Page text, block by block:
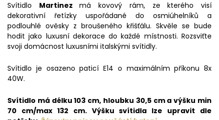
Svítidlo Martinezmá kovový rám, ze kterého visí
dekorativní řetízky uspořádané do osmiúhelníků a
podlouhlé ověsky z broušeného křišťálu. Skvěle se bude
hodit jako luxusní dekorace do každé místnosti. Rozsviťte
svoji domácnost luxusními italskými svítidly.
Svítidlo je osazeno paticí E14 o maximálním příkonu 8x
40W.
Svítidlo má délku 103 cm, hloubku 30,5 cm a výšku min
70 cm/max 132 cm. Výšku svítidla lze upravit dle